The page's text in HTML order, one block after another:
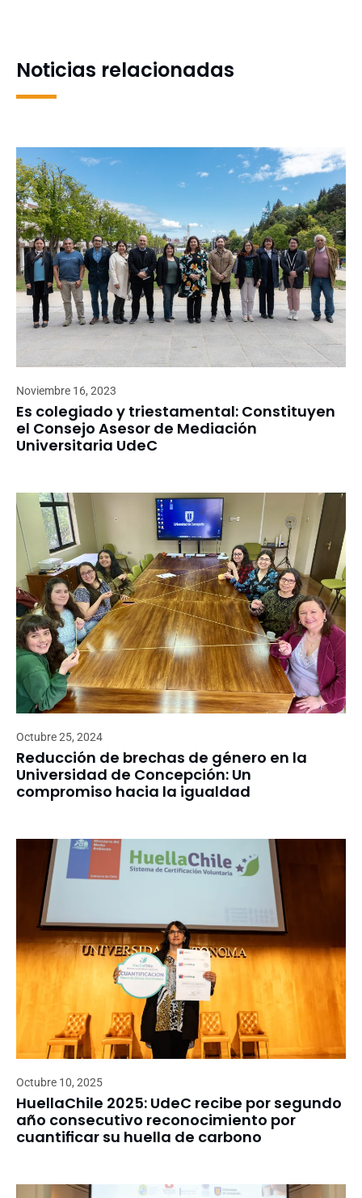
Noticias relacionadas
Noviembre 16, 2023
Es colegiado y triestamental: Constituyen
el Consejo Asesor de Mediación
Universitaria UdeC
Octubre 25, 2024
Reducción de brechas de género en la
Universidad de Concepción: Un
compromiso hacia la igualdad
Octubre 10, 2025
HuellaChile 2025: UdeC recibe por segundo
año consecutivo reconocimiento por
cuantificar su huella de carbono